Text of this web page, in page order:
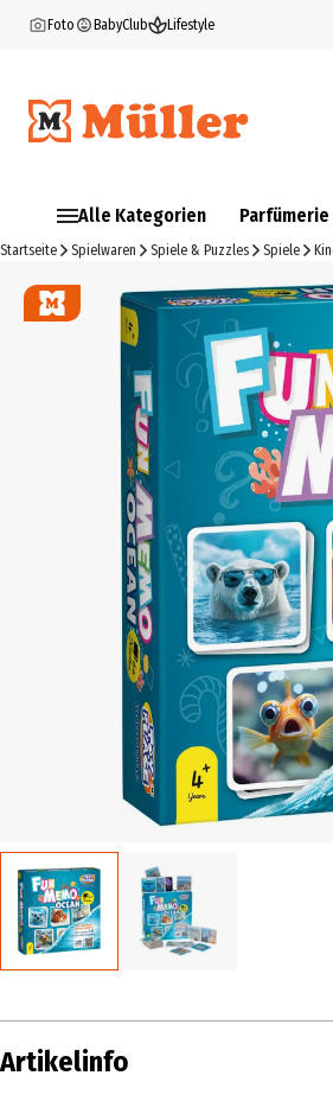
Foto BabyClub Lifestyle
Alle Kategorien Parfümerie
Startseite Spielwaren Spiele & Puzzles Spiele
Artikelinfo